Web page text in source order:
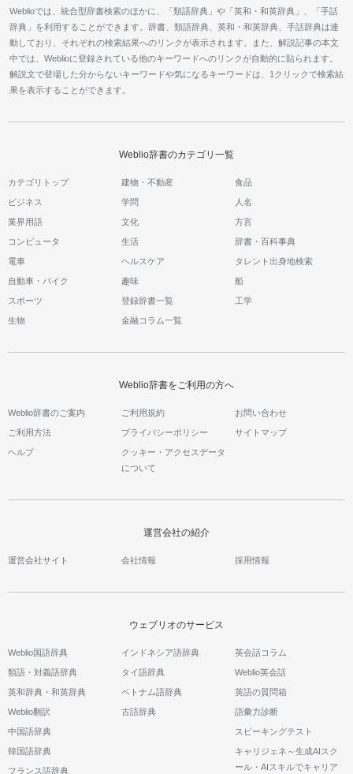
Weblioでは、統合型辞書検索のほかに、「類語辞典」や「英和・和英辞典」、「手話
辞典」を利用することができます。辞書、類語辞典、英和・和英辞典、手話辞典は連
動しており、それぞれの検索結果へのリンクが表示されます。また、解説記事の本文
中では、Weblioに登録されている他のキーワードへのリンクが自動的に貼られます。
解説文で登場した分からないキーワードや気になるキーワードは、1クリックで検索結
果を表示することができます。
Weblio辞書のカテゴリ一覧
カテゴリトップ 建物・不動産 食品
ビジネス 学問 人名
業界用語 文化 方言
コンピュータ 生活 辞書・百科事典
電車 ヘルスケア タレント出身地検索
自動車・バイク 趣味 船
スポーツ 登録辞書一覧 工学
生物 金融コラム一覧
Weblio辞書をご利用の方へ
Weblio辞書のご案内 ご利用規約 お問い合わせ
ご利用方法 プライバシーポリシー サイトマップ
ヘルプ
クッキー・アクセスデータ
について
運営会社の紹介
運営会社サイト 会社情報 採用情報
ウェブリオのサービス
Weblio国語辞典
類語・対義語辞典
英和辞典・和英辞典
Weblio翻訳
中国語辞典
韓国語辞典
フランス語辞典
インドネシア語辞典
タイ語辞典
ベトナム語辞典
古語辞典
英会話コラム
Weblio英会話
英語の質問箱
語彙力診断
スピーキングテスト
キャリジェネ～生成AIスク
ール・AIスキルでキャリア